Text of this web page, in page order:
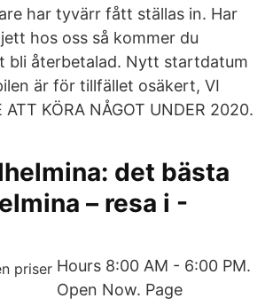
har tyvärr fått ställas in. Har
hos oss så kommer du
bli återbetalad. Nytt startdatum
är för tillfället osäkert, VI
ATT KÖRA NÅGOT UNDER 2020.
det bästa
– resa i -
Hours 8:00 AM - 6:00 PM.
Open Now. Page